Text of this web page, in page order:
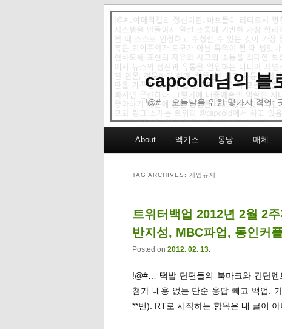
capcold님의 블
!@#… 오늘날을 위한 몇가지 격언:
Skip to primary content
Skip to secondary content
About 엑기스 몽땅 매체
TAG ARCHIVES: 게임규제
트위터백업 2012년 2월 2
반지성, MBC파업, 동인커
Posted on 2012. 02. 13.
!@#… 떡밥 단편들의 북마크와 간단
첨가 내용 없는 단순 응답 빼고 백업.
**번). RT로 시작하는 항목은 내 글이